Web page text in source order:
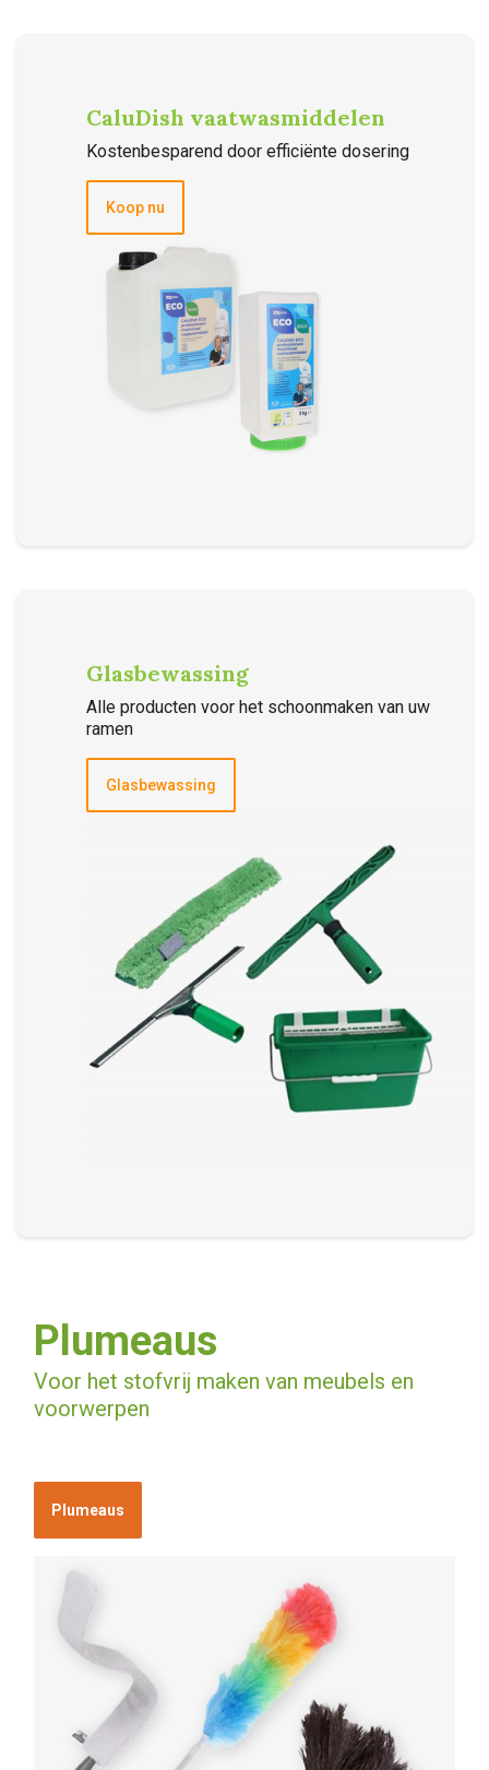
CaluDish vaatwasmiddelen
Kostenbesparend door efficiënte dosering
Koop nu
Glasbewassing
Alle producten voor het schoonmaken van uw
ramen
Glasbewassing
Plumeaus
Voor het stofvrij maken van meubels en
voorwerpen
Plumeaus